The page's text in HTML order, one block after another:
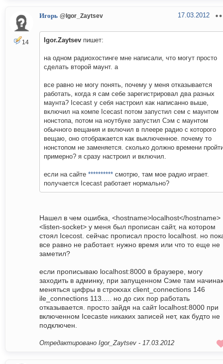
14
Игорь @Igor_Zaytsev 17.03.2012
Igor.Zaytsev пишет:
на одном радиохостинге мне написали, что могут просто
сделать второй маунт. а
все равно не могу понять, почему у меня отказывается
работать, когда я сам себе зарегистрировал два разных
маунта? Icecast у себя настроил как написанно выше,
включил на компе Icecast потом запустил сем с маунтом
нонстопа, потом на ноутбуке запустил Сэм с маунтом
обычного вещания и включил в плеере радио с которого
вещаю, оно отображается как выключенное. почему то
нонстопом не заменяется. сколько должно времени
примерно? я сразу настроил и включил.
если на сайте ********** смотрю, там мое радио играет.
получается Icecast работает нормально?
Нашел в чем ошибка, <hostname>localhost</hostname>
<listen-socket> у меня был прописан сайт, на котором
стоял Icecost. сейчас прописал просто localhost. но
все равно не работает. нужно время или что то еще не
заметил?
если прописываю localhost:8000 в браузере, могу
заходить в админку, при запущенном Сэме там
меняться цифры в строкхах client_connections 146
ile_connections 113..... но до сих пор работать
отказывается. просто зайдя на сайт localhost:8000 при
включенном Icecaste никаких записей нет, как будто не
подключен.
Отредактировано Igor_Zaytsev - 17.03.2012